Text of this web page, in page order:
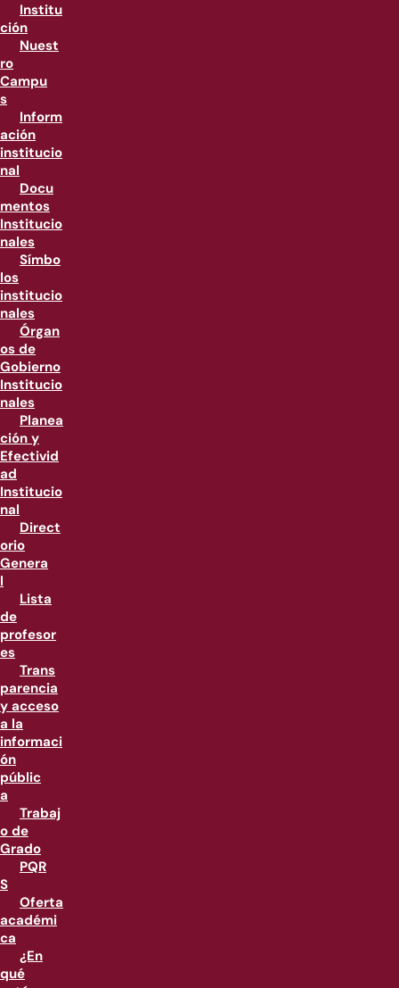
Institu
ción
Nuest
ro
Campu
s
Inform
ación
institucio
nal
Docu
mentos
Institucio
nales
Símbo
los
institucio
nales
Órgan
os de
Gobierno
Institucio
nales
Planea
ción y
Efectivid
ad
Institucio
nal
Direct
orio
Genera
l
Lista
de
profesor
es
Trans
parencia
y acceso
a la
informaci
ón
públic
a
Trabaj
o de
Grado
PQR
S
Oferta
académi
ca
¿En
qué